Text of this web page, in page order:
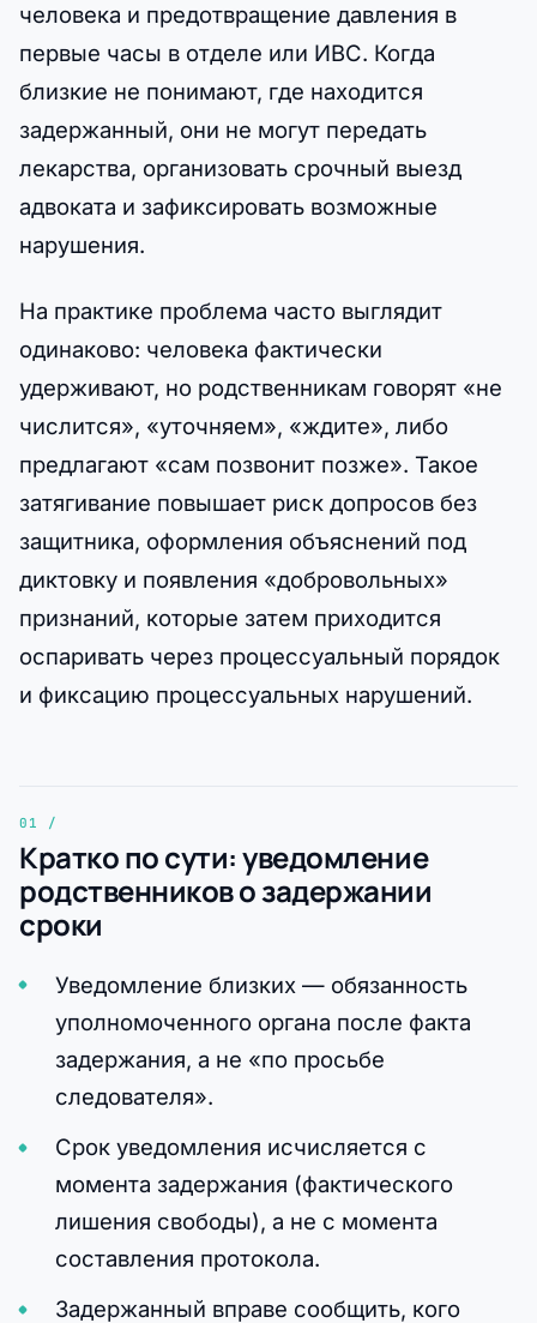
человека и предотвращение давления в
первые часы в отделе или ИВС. Когда
близкие не понимают, где находится
задержанный, они не могут передать
лекарства, организовать срочный выезд
адвоката и зафиксировать возможные
нарушения.
На практике проблема часто выглядит
одинаково: человека фактически
удерживают, но родственникам говорят «не
числится», «уточняем», «ждите», либо
предлагают «сам позвонит позже». Такое
затягивание повышает риск допросов без
защитника, оформления объяснений под
диктовку и появления «добровольных»
признаний, которые затем приходится
оспаривать через процессуальный порядок
и фиксацию процессуальных нарушений.
Кратко по сути: уведомление
родственников о задержании
сроки
Уведомление близких — обязанность
уполномоченного органа после факта
задержания, а не «по просьбе
следователя».
Срок уведомления исчисляется с
момента задержания (фактического
лишения свободы), а не с момента
составления протокола.
Задержанный вправе сообщить, кого